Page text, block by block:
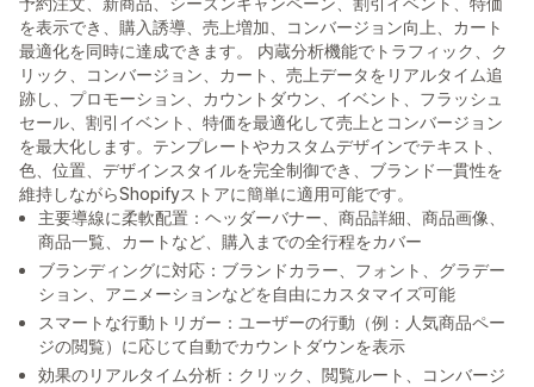
を表示でき、購入誘導、売上増加、コンバージョン向上、カート
最適化を同時に達成できます。 内蔵分析機能でトラフィック、ク
リック、コンバージョン、カート、売上データをリアルタイム追
跡し、プロモーション、カウントダウン、イベント、フラッシュ
セール、割引イベント、特価を最適化して売上とコンバージョン
を最大化します。テンプレートやカスタムデザインでテキスト、
色、位置、デザインスタイルを完全制御でき、ブランド一貫性を
維持しながらShopifyストアに簡単に適用可能です。
主要導線に柔軟配置：ヘッダーバナー、商品詳細、商品画像、
商品一覧、カートなど、購入までの全行程をカバー
ブランディングに対応：ブランドカラー、フォント、グラデー
ション、アニメーションなどを自由にカスタマイズ可能
スマートな行動トリガー：ユーザーの行動（例：人気商品ペー
ジの閲覧）に応じて自動でカウントダウンを表示
効果のリアルタイム分析：クリック、閲覧ルート、コンバージ